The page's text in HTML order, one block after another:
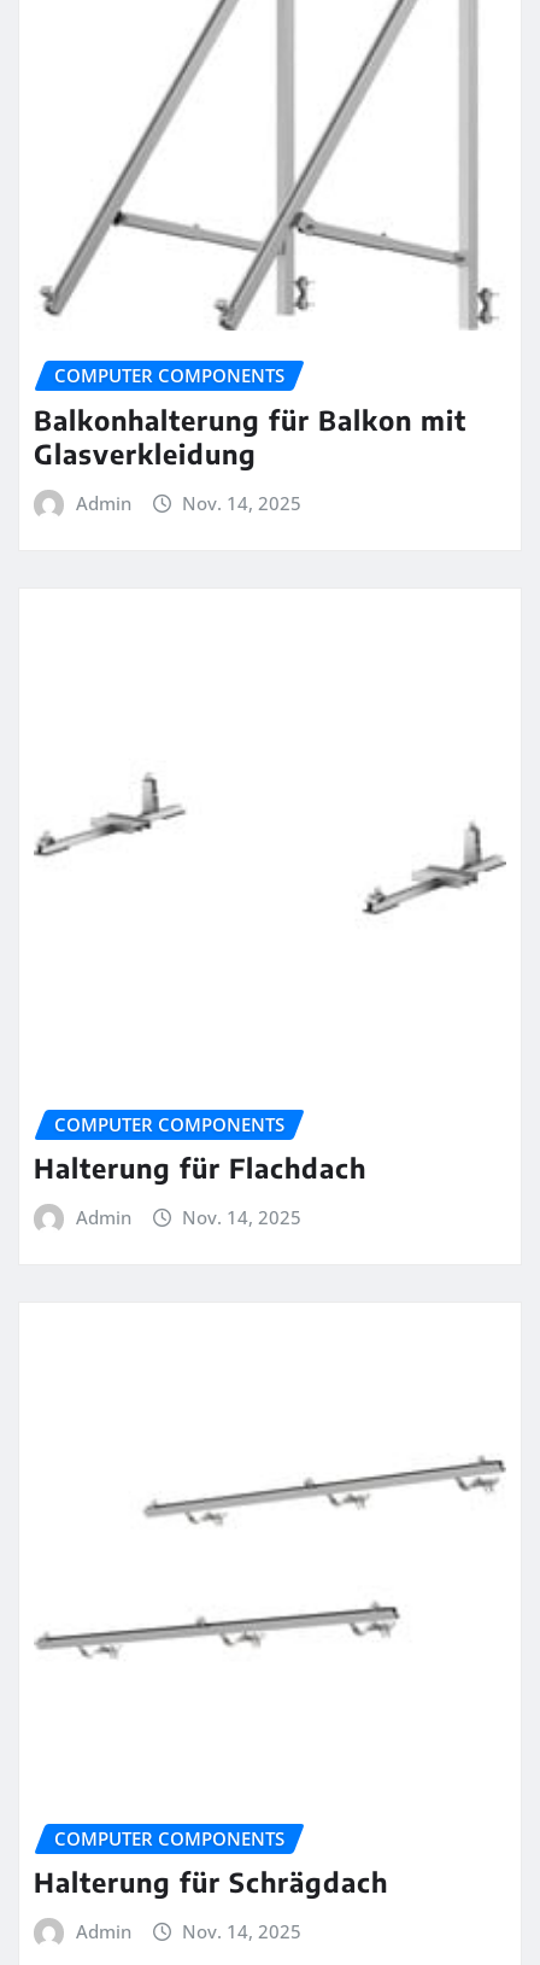
COMPUTER COMPONENTS
Balkonhalterung für Balkon mit
Glasverkleidung
Admin Nov. 14, 2025
COMPUTER COMPONENTS
Halterung für Flachdach
Admin Nov. 14, 2025
COMPUTER COMPONENTS
Halterung für Schrägdach
Admin Nov. 14, 2025